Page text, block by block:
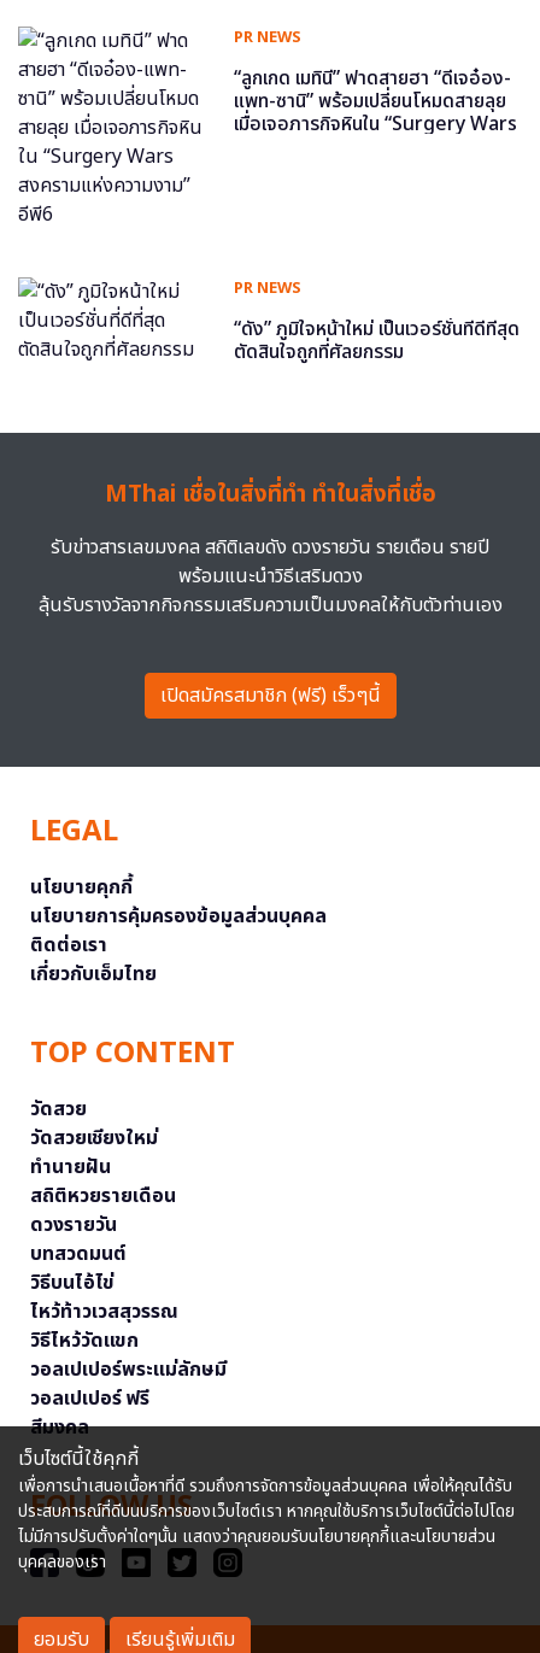
PR NEWS
“ลูกเกด เมทินี” ฟาดสายฮา “ดีเจอ๋อง-
แพท-ซานิ” พร้อมเปลี่ยนโหมดสายลุย
เมื่อเจอภารกิจหินใน “Surgery Wars
PR NEWS
“ดัง” ภูมิใจหน้าใหม่ เป็นเวอร์ชั่นที่ดีที่สุด
ตัดสินใจถูกที่ศัลยกรรม
MThai เชื่อในสิ่งที่ทำ ทำในสิ่งที่เชื่อ
รับข่าวสารเลขมงคล สถิติเลขดัง ดวงรายวัน รายเดือน รายปี
พร้อมแนะนำวิธีเสริมดวง
ลุ้นรับรางวัลจากกิจกรรมเสริมความเป็นมงคลให้กับตัวท่านเอง
เปิดสมัครสมาชิก (ฟรี) เร็วๆนี้
LEGAL
นโยบายคุกกี้
นโยบายการคุ้มครองข้อมูลส่วนบุคคล
ติดต่อเรา
เกี่ยวกับเอ็มไทย
TOP CONTENT
วัดสวย
วัดสวยเชียงใหม่
ทำนายฝัน
สถิติหวยรายเดือน
ดวงรายวัน
บทสวดมนต์
วิธีบนไอ้ไข่
ไหว้ท้าวเวสสุวรรณ
วิธีไหว้วัดแขก
วอลเปเปอร์พระแม่ลักษมี
วอลเปเปอร์ ฟรี
สีมงคล
FOLLOW US
เว็บไซต์นี้ใช้คุกกี้
เพื่อการนำเสนอเนื้อหาที่ดี รวมถึงการจัดการข้อมูลส่วนบุคคล เพื่อให้คุณได้รับ
ประสบการณ์ที่ดีบนบริการของเว็บไซต์เรา หากคุณใช้บริการเว็บไซต์นี้ต่อไปโดย
ไม่มีการปรับตั้งค่าใดๆนั้น แสดงว่าคุณยอมรับนโยบายคุกกี้และนโยบายส่วน
บุคคลของเรา
ยอมรับ เรียนรู้เพิ่มเติม